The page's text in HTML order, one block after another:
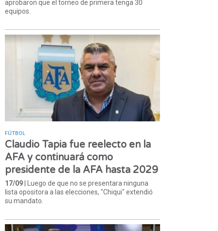
aprobaron que el torneo de primera tenga 30
equipos.
FÚTBOL
Claudio Tapia fue reelecto en la
AFA y continuará como
presidente de la AFA hasta 2029
17/09 | Luego de que no se presentara ninguna
lista opositora a las elecciones, "Chiqui" extendió
su mandato.